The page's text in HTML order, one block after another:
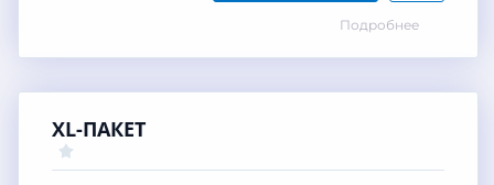
Подробнее
XL-ПАКЕТ